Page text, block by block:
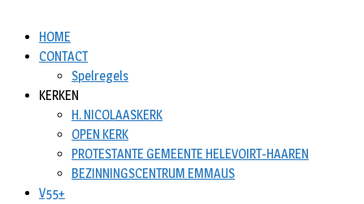
HOME
CONTACT
Spelregels
KERKEN
H. NICOLAASKERK
OPEN KERK
PROTESTANTE GEMEENTE HELEVOIRT-HAAREN
BEZINNINGSCENTRUM EMMAUS
V55+